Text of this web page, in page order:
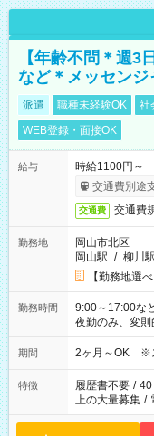
【年齢不問＊週3
など＊メッセンジ
派遣 職種未経験OK 社
WEB登録・面接OK
給与
時給1100円～
交通費別途
交通費 交通費
勤務地
岡山市北区
岡山駅 / 柳川駅
【勤務地選
勤務時間
9:00～17:00など ※ご希望の時間帯をご相談ください。 ※日
夜勤のみ、変則
期間 2ヶ月～OK ※
特徴 履歴書不要 / 40
上の大量募集 /